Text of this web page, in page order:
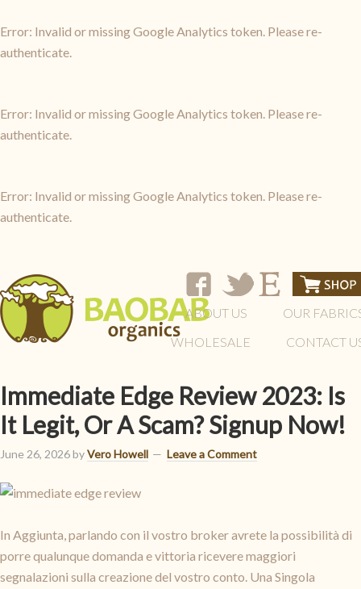
Error: Invalid or missing Google Analytics token. Please re-
authenticate.
Error: Invalid or missing Google Analytics token. Please re-
authenticate.
Error: Invalid or missing Google Analytics token. Please re-
authenticate.
ABOUT US
OUR
WHOLESALE
CONTACT
Immediate Edge Review 2023: Is
It Legit, Or A Scam? Signup Now!
June 26, 2026byVero Howell Leave a Comment
In Aggiunta, parlando con il vostro broker avrete la possibilità di
porre qualunque domanda e vittoria ricevere maggiori
segnalazioni sulla creazione del vostro conto. Una Singola